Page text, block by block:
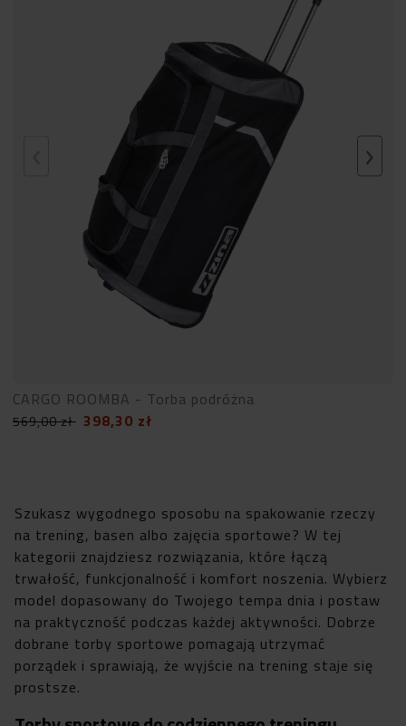
CARGO ROOMBA - Torba podróżna
569,00zł 398,30 zł
Szukasz wygodnego sposobu na spakowanie rzeczy
na trening, basen albo zajęcia sportowe? W tej
kategorii znajdziesz rozwiązania, które łączą
trwałość, funkcjonalność i komfort noszenia. Wybierz
model dopasowany do Twojego tempa dnia i postaw
na praktyczność podczas każdej aktywności. Dobrze
dobrane torby sportowe pomagają utrzymać
porządek i sprawiają, że wyjście na trening staje się
prostsze.